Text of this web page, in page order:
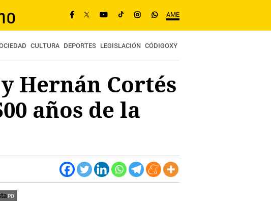
AME
CULTURA DEPORTES LEGISLACIÓN CÓDIGOXY
Hernán Cortés
años de la
PD